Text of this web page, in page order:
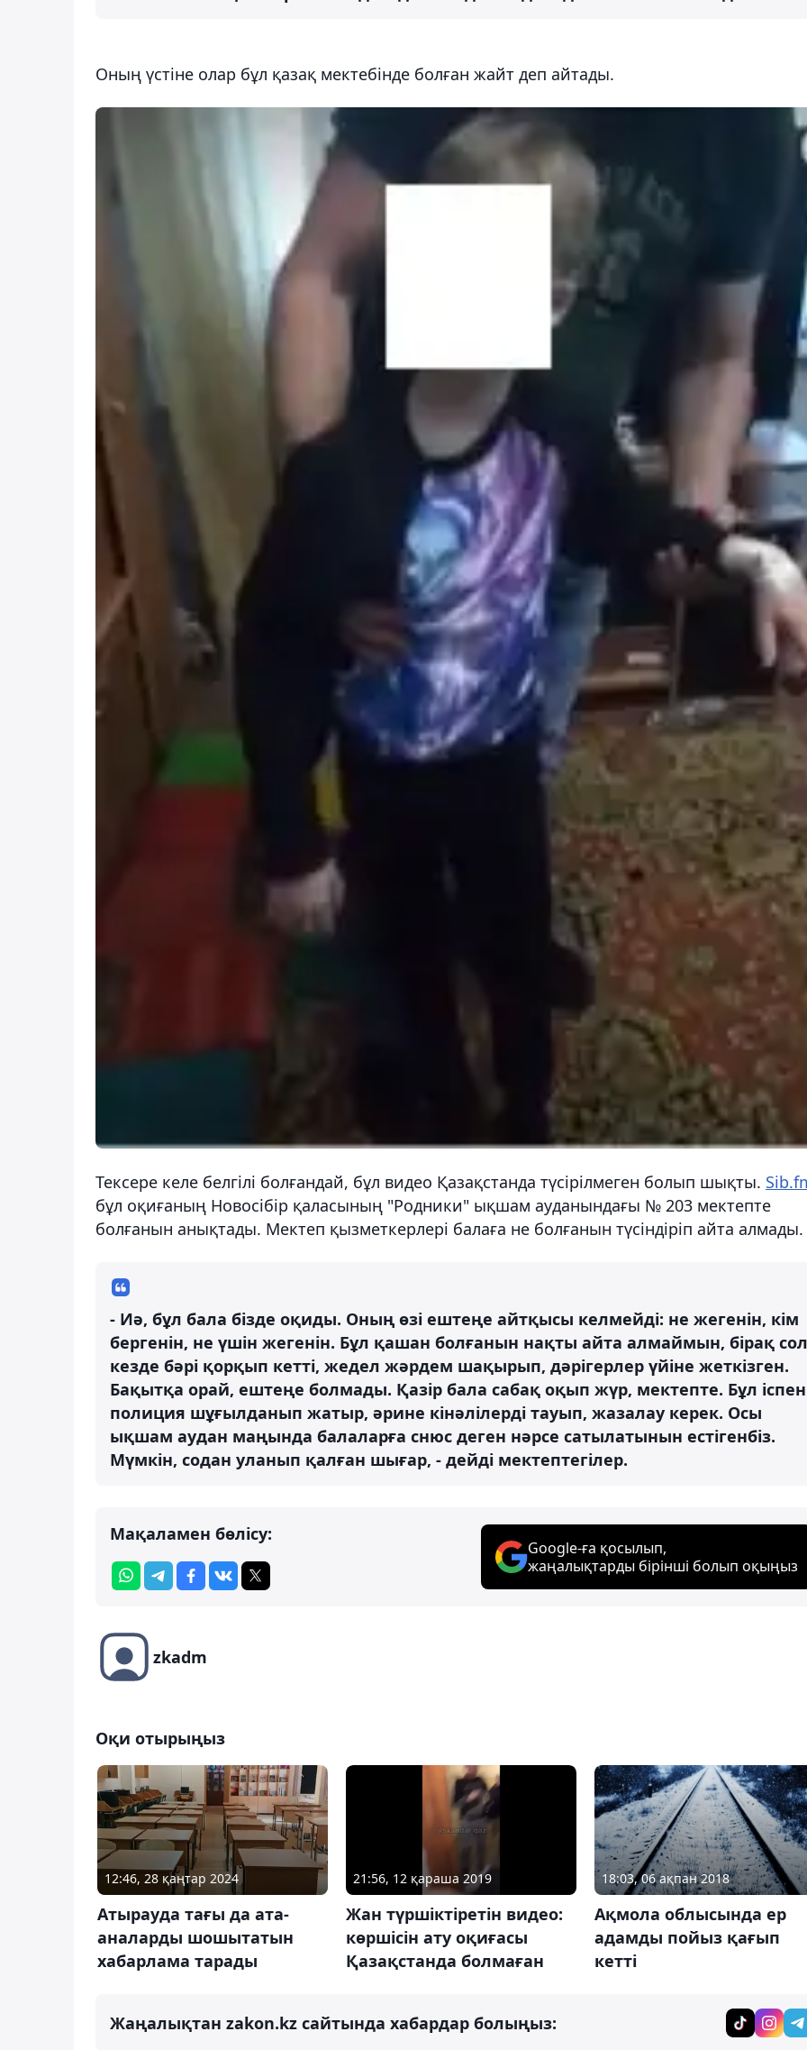
Оның үстіне олар бұл қазақ мектебінде болған жайт деп айтады.
Тексере келе белгілі болғандай, бұл видео Қазақстанда түсірілмеген болып шықты.
бұл оқиғаның Новосібір қаласының "Родники" ықшам ауданындағы № 203 мектепте
болғанын анықтады. Мектеп қызметкерлері балаға не болғанын түсіндіріп айта алмады.
- Иә, бұл бала бізде оқиды. Оның өзі ештеңе айтқысы келмейді: не жегенін, кім
бергенін, не үшін жегенін. Бұл қашан болғанын нақты айта алмаймын, бірақ сол
кезде бәрі қорқып кетті, жедел жәрдем шақырып, дәрігерлер үйіне жеткізген.
Бақытқа орай, ештеңе болмады. Қазір бала сабақ оқып жүр, мектепте. Бұл іспен
полиция шұғылданып жатыр, әрине кінәлілерді тауып, жазалау керек. Осы
ықшам аудан маңында балаларға снюс деген нәрсе сатылатынын естігенбіз.
Мүмкін, содан уланып қалған шығар, - дейді мектептегілер.
Мақаламен бөлісу:
Google-ға қосылып,
жаңалықтарды бірінші болып оқыңыз
zkadm
Оқи отырыңыз
12:46, 28 қаңтар 2024
Атырауда тағы да ата-
аналарды шошытатын
хабарлама тарады
21:56, 12 қараша 2019
Жан түршіктіретін видео:
көршісін ату оқиғасы
Қазақстанда болмаған
18:03, 06 ақпан 2018
Ақмола облысында ер
адамды пойыз қағып
кетті
Жаңалықтан zakon.kz сайтында хабардар болыңыз: